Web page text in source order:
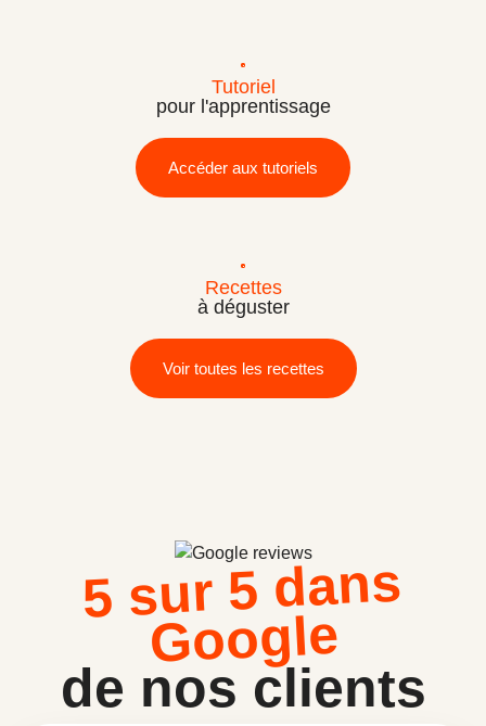
Tutoriel
pour l'apprentissage
Accéder aux tutoriels
Recettes
à déguster
Voir toutes les recettes
5 sur 5 dans
Google
de nos clients